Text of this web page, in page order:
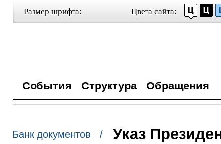
Размер шрифта: Цвета сайта:
События Структура Обращения
Банк документов /
Указ